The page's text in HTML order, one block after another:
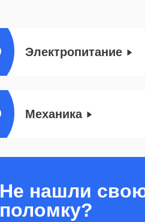
Электропитание
Механика
Не нашли
поломку?